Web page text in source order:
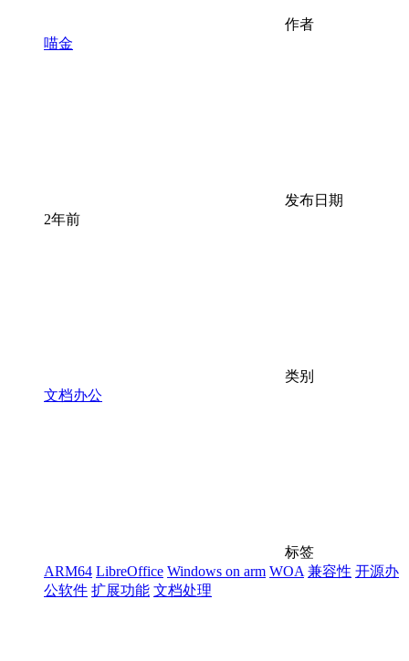
作者
喵金
发布日期
2年前
类别
文档办公
标签
ARM64 LibreOffice Windows on arm WOA 兼容性 开源办
公软件 扩展功能 文档处理